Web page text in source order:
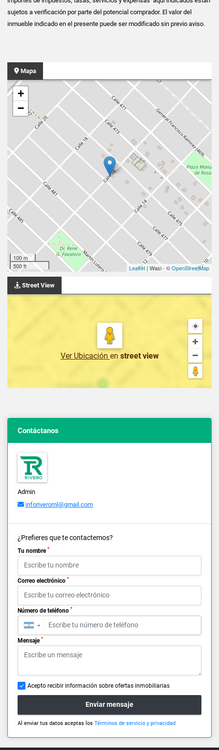
sujetos a verificación por parte del potencial comprador. El valor del
inmueble indicado en el presente puede ser modificado sin previo aviso.
Mapa
+
−
100 m
500 ft
Leaflet | Wasi - ©OpenStreetMap
Street View
Ver Ubicación en street view
Contáctanos
Admin
inforiveroml@gmail.com
¿Prefieres que te contactemos?
Tu nombre *
Correo electrónico *
Número de teléfono *
▼
Mensaje *
Acepto recibir información sobre ofertas inmobiliarias
Enviar mensaje
Al enviar tus datos aceptas los Términos de servicio y privacidad